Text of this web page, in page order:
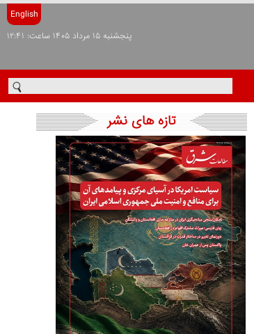
English
پنجشنبه ۱۵ مرداد ۱۴۰۵ ساعت: ۱۲:۴۱
تازه های نشر